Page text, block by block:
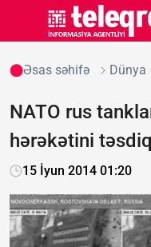
Əsas səhifə Dünya
NATO rus
hərəkətini
15 İyun 2014 01:20